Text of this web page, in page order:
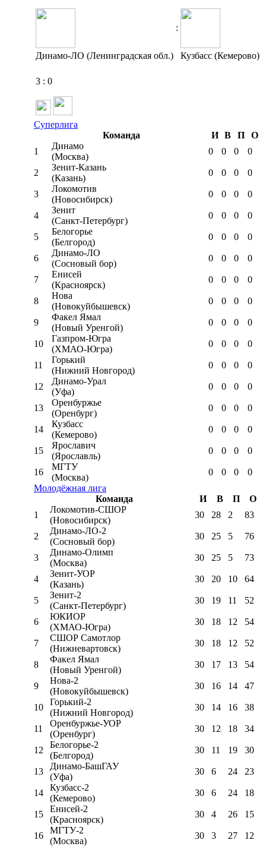
:
Динамо-ЛО (Ленинградская обл.) Кузбасс (Кемерово)
3 : 0
Суперлига
Команда
И В П
О
1
Динамо
(Москва)
0 0 0 0
2
Зенит-Казань
(Казань)
0 0 0 0
3
Локомотив
(Новосибирск)
0 0 0 0
4
Зенит
(Санкт-Петербург)
0 0 0 0
5
Белогорье
(Белгород)
0 0 0 0
6
Динамо-ЛО
(Сосновый бор)
0 0 0 0
7
Енисей
(Красноярск)
0 0 0 0
8
Нова
(Новокуйбышевск)
0 0 0 0
9
Факел Ямал
(Новый Уренгой)
0 0 0 0
10
Газпром-Югра
(ХМАО-Югра)
0 0 0 0
11
Горький
(Нижний Новгород)
0 0 0 0
12
Динамо-Урал
(Уфа)
0 0 0 0
13
Оренбуржье
(Оренбург)
0 0 0 0
14
Кузбасс
(Кемерово)
0 0 0 0
15
Ярославич
(Ярославль)
0 0 0 0
16
МГТУ
(Москва)
0 0 0
0
Молодёжная лига
Команда
И В П
О
1
Локомотив-CШОР
(Новосибирск)
30 28 2 83
2
Динамо-ЛО-2
(Сосновый бор)
30 25 5 76
3
Динамо-Олимп
(Москва)
30 25 5 73
4
Зенит-УОР
(Казань)
30 20 10 64
5
Зенит-2
(Санкт-Петербург)
30 19 11 52
6
ЮКИОР
(ХМАО-Югра)
30 18 12 54
7
СШОР Самотлор
(Нижневартовск)
30 18 12 52
8
Факел Ямал
(Новый Уренгой)
30 17 13 54
9
Нова-2
(Новокуйбышевск)
30 16 14 47
10
Горький-2
(Нижний Новгород)
30 14 16 38
11
Оренбуржье-УОР
(Оренбург)
30 12 18 34
12
Белогорье-2
(Белгород)
30 11 19 30
13
Динамо-БашГАУ
(Уфа)
30 6 24 23
14
Кузбасс-2
(Кемерово)
30 6 24 18
15
Енисей-2
(Красноярск)
30 4 26 15
16
МГТУ-2
(Москва)
30 3 27 12